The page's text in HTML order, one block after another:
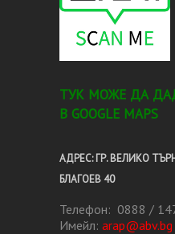
TУК МОЖЕ ДА
В GOOGLE MAPS
АДРЕС: ГР. ВЕЛИКО
БЛАГОЕВ 40
Телефон: 0888 /
Имейл: arap@abv.bg